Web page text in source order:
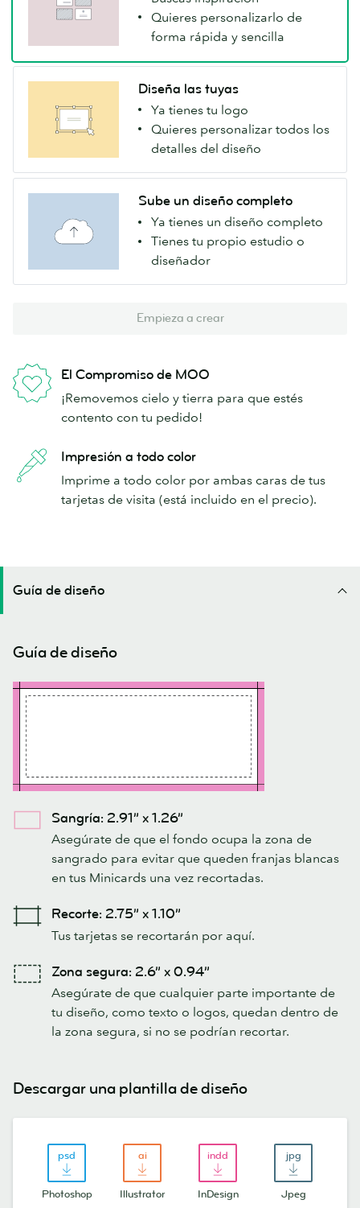
Quieres personalizarlo de
forma rápida y sencilla
Diseña las tuyas
Ya tienes tu logo
Quieres personalizar todos los
detalles del diseño
Sube un diseño completo
Ya tienes un diseño completo
Tienes tu propio estudio o
diseñador
Empieza a crear
El Compromiso de MOO
¡Removemos cielo y tierra para que estés
contento con tu pedido!
Impresión a todo color
Imprime a todo color por ambas caras de tus
tarjetas de visita (está incluido en el precio).
Guía de diseño
Guía de diseño
Sangría: 2.91” x 1.26”
Asegúrate de que el fondo ocupa la zona de
sangrado para evitar que queden franjas blancas
en tus Minicards una vez recortadas.
Recorte: 2.75” x 1.10”
Tus tarjetas se recortarán por aquí.
Zona segura: 2.6” x 0.94”
Asegúrate de que cualquier parte importante de
tu diseño, como texto o logos, quedan dentro de
la zona segura, si no se podrían recortar.
Descargar una plantilla de diseño
Photoshop Illustrator InDesign Jpeg